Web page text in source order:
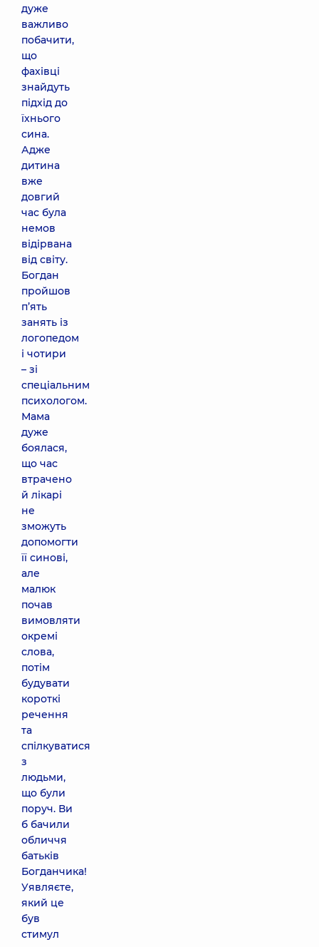
дуже
важливо
побачити,
що
фахівці
знайдуть
підхід до
їхнього
сина.
Адже
дитина
вже
довгий
час була
немов
відірвана
від світу.
Богдан
пройшов
п’ять
занять із
логопедом
і чотири
– зі
спеціальним
психологом.
Мама
дуже
боялася,
що час
втрачено
й лікарі
не
зможуть
допомогти
її синові,
але
малюк
почав
вимовляти
окремі
слова,
потім
будувати
короткі
речення
та
спілкуватися
з
людьми,
що були
поруч. Ви
б бачили
обличчя
батьків
Богданчика!
Уявляєте,
який це
був
стимул